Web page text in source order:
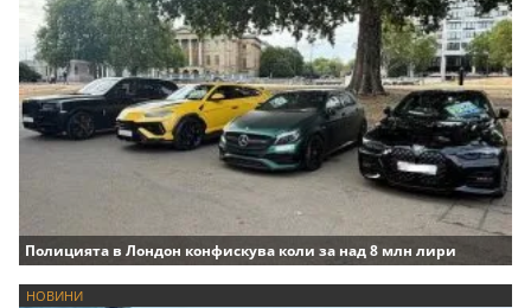
Полицията в Лондон конфискува коли за над 8 млн лири
НОВИНИ